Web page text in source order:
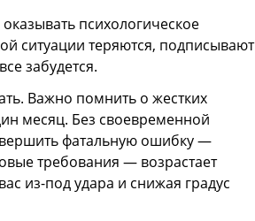
психологическое
ситуации теряются, подписывают
забудется.
Важно помнить о жестких
месяц. Без своевременной
фатальную ошибку —
требования — возрастает
из-под удара и снижая градус